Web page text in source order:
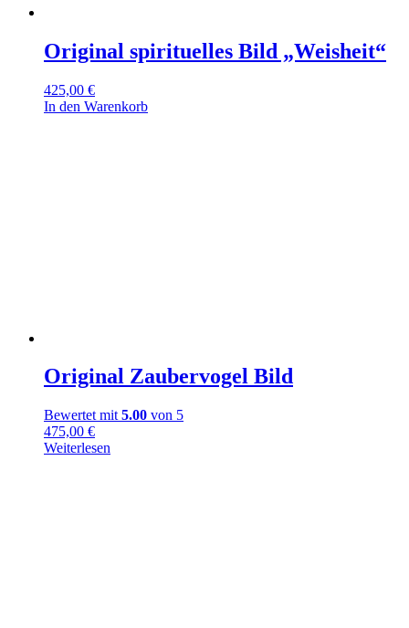
Original spirituelles Bild „Weisheit“
425,00 €
In den Warenkorb
Original Zaubervogel Bild
Bewertet mit 5.00 von 5
475,00 €
Weiterlesen